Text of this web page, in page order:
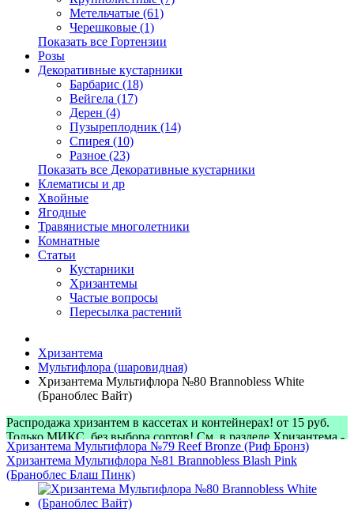
Метельчатые (61)
Черешковые (1)
Показать все Гортензии
Розы
Декоративные кустарники
Барбарис (18)
Вейгела (17)
Дерен (4)
Пузыреплодник (14)
Спирея (10)
Разное (23)
Показать все Декоративные кустарники
Клематисы и др
Хвойные
Ягодные
Травянистые многолетники
Комнатные
Статьи
Кустарники
Хризантемы
Частые вопросы
Пересылка растений
Хризантема
Мультифлора (шаровидная)
Хризантема Мультифлора №80 Brannobless White
(Браноблес Вайт)
Распродажа хризантем в кассетах и контейнерах! от 15 руб.
Только МИКС, без выбора сортов! См. в разделе Хризантема -
> Микс-наборы
Хризантема Мультифлора №79 Reef Bronze (Риф Бронз)
Хризантема Мультифлора №81 Brannobless Blash Pink
(Браноблес Блаш Пинк)